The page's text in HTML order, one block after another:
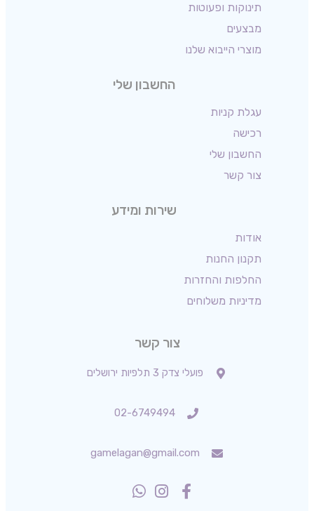
תינוקות ופעוטות
מבצעים
מוצרי הייבוא שלנו
החשבון שלי
עגלת קניות
רכישה
החשבון שלי
צור קשר
שירות ומידע
אודות
תקנון החנות
החלפות והחזרות
מדיניות משלוחים
צור קשר
פועלי צדק 3 תלפיות ירושלים
02-6749494
gamelagan@gmail.com